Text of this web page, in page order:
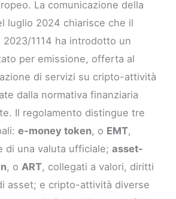
La comunicazione della
luglio 2024 chiarisce che il
2023/1114 ha introdotto un
per emissione, offerta al
di servizi su cripto-attività
dalla normativa finanziaria
Il regolamento distingue tre
e-money token, o EMT,
di una valuta ufficiale;asset-
, oART, collegati a valori, diritti
asset; e cripto-attività diverse